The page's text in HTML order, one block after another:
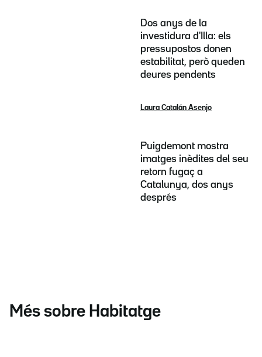
Dos anys de la
investidura d'Illa: els
pressupostos donen
estabilitat, però queden
deures pendents
Laura Catalán Asenjo
Puigdemont mostra
imatges inèdites del seu
retorn fugaç a
Catalunya, dos anys
després
Més sobre Habitatge